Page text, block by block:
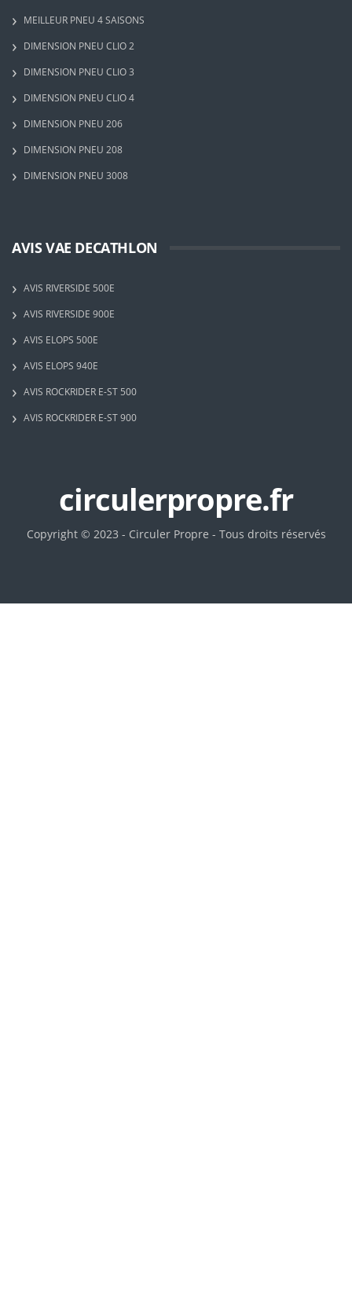
MEILLEUR PNEU 4 SAISONS
DIMENSION PNEU CLIO 2
DIMENSION PNEU CLIO 3
DIMENSION PNEU CLIO 4
DIMENSION PNEU 206
DIMENSION PNEU 208
DIMENSION PNEU 3008
AVIS VAE DECATHLON
AVIS RIVERSIDE 500E
AVIS RIVERSIDE 900E
AVIS ELOPS 500E
AVIS ELOPS 940E
AVIS ROCKRIDER E-ST 500
AVIS ROCKRIDER E-ST 900
circulerpropre.fr
Copyright © 2023 - Circuler Propre - Tous droits réservés